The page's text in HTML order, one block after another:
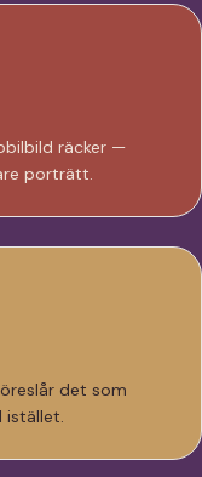
räcker —
porträtt.
det som
istället.